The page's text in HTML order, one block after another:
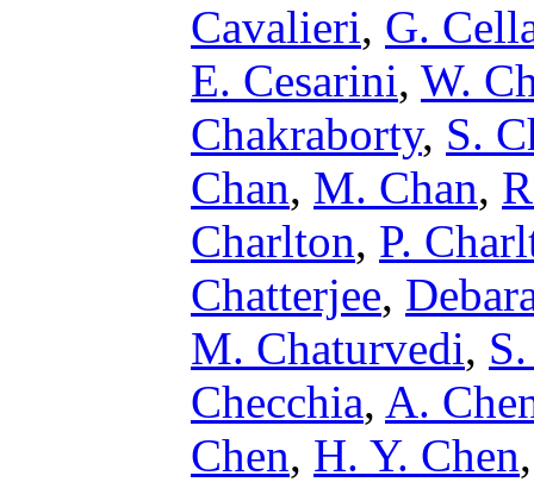
Cavalieri, G.
E. Cesarini, W.
Chakraborty, S.
Chan, M. Chan,
Charlton, P.
Chatterjee,
M. Chaturvedi,
Checchia, A.
Chen, H. Y. Chen